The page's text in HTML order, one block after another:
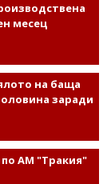
месец
на баща
заради
АМ "Тракия"